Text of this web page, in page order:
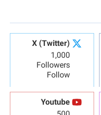
X (Twitter)
1,000
Followers
Follow
Youtube